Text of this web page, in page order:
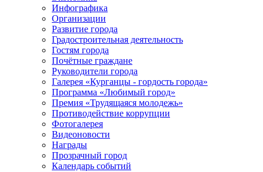
Инфографика
Организации
Развитие города
Градостроительная деятельность
Гостям города
Почётные граждане
Руководители города
Галерея «Курганцы - гордость города»
Программа «Любимый город»
Премия «Трудящаяся молодежь»
Противодействие коррупции
Фотогалерея
Видеоновости
Награды
Прозрачный город
Календарь событий